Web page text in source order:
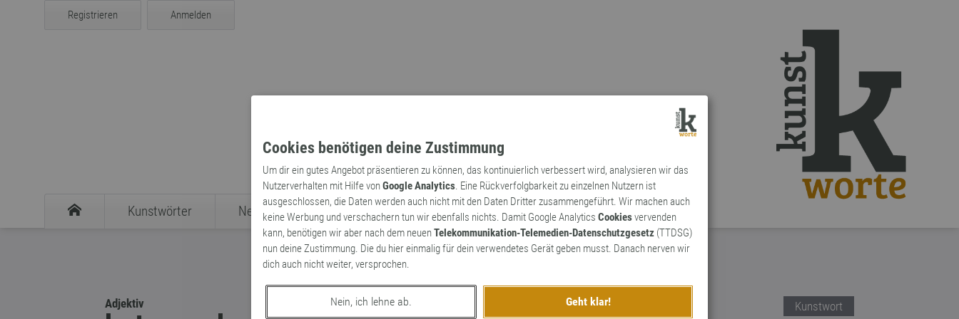
Cookies benötigen deine Zustimmung
Um dir ein gutes Angebot präsentieren zu können, das kontinuierlich verbessert wird, analysieren wir das
Nutzerverhalten mit Hilfe vonGoogle Analytics. Eine Rückverfolgbarkeit zu einzelnen Nutzern ist
ausgeschlossen, die Daten werden auch nicht mit den Daten Dritter zusammengeführt. Wir machen auch
keine Werbung und verschachern tun wir ebenfalls nichts. Damit Google Analytics Cookiesvervenden
kann, benötigen wir aber nach dem neuenTelekommunikation-Telemedien-Datenschutzgesetz (TTDSG)
nun deine Zustimmung. Die du hier einmalig für dein verwendetes Gerät geben musst. Danach nerven wir
dich auch nicht weiter, versprochen.
Nein, ich lehne ab. Geht klar!
Registrieren Anmelden
Kunstwörter Neologismen Archaismen Markennamen
Kunstwort
Adjektiv